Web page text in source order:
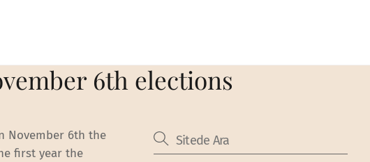
6th elections
November 6th the
first year the